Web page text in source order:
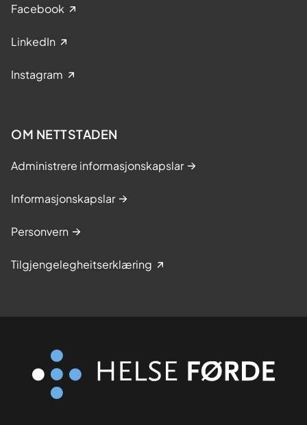
Facebook
LinkedIn
Instagram
OM NETTSTADEN
Administrere informasjonskapslar
Informasjonskapslar
Personvern
Tilgjengelegheitserklæring